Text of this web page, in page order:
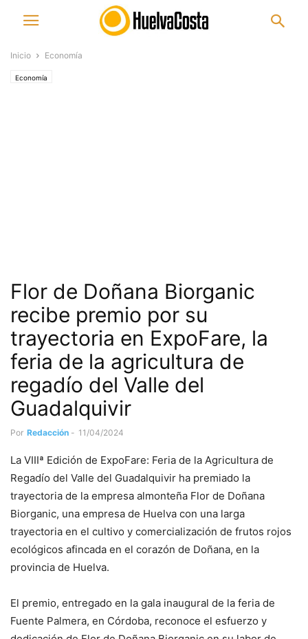
Inicio Economía
Economía
Flor de Doñana Biorganic
recibe premio por su
trayectoria en ExpoFare, la
feria de la agricultura de
regadío del Valle del
Guadalquivir
Por Redacción - 11/04/2024
La VIIIª Edición de ExpoFare: Feria de la Agricultura de
Regadío del Valle del Guadalquivir ha premiado la
trayectoria de la empresa almonteña Flor de Doñana
Biorganic, una empresa de Huelva con una larga
trayectoria en el cultivo y comercialización de frutos rojos
ecológicos afincada en el corazón de Doñana, en la
provincia de Huelva.
El premio, entregado en la gala inaugural de la feria de
Fuente Palmera, en Córdoba, reconoce el esfuerzo y